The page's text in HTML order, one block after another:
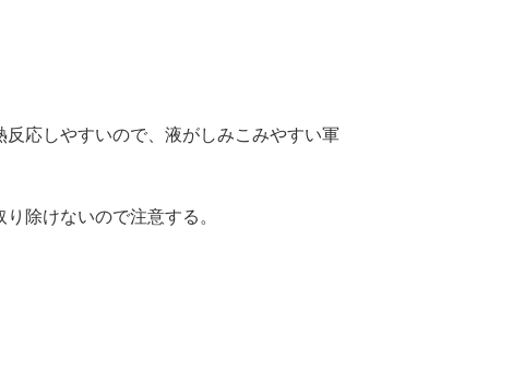
応しやすいので、液がしみこみやすい軍
除けないので注意する。